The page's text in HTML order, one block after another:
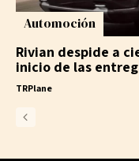
Automoción
Rivian despide a
inicio de las
TRPlane